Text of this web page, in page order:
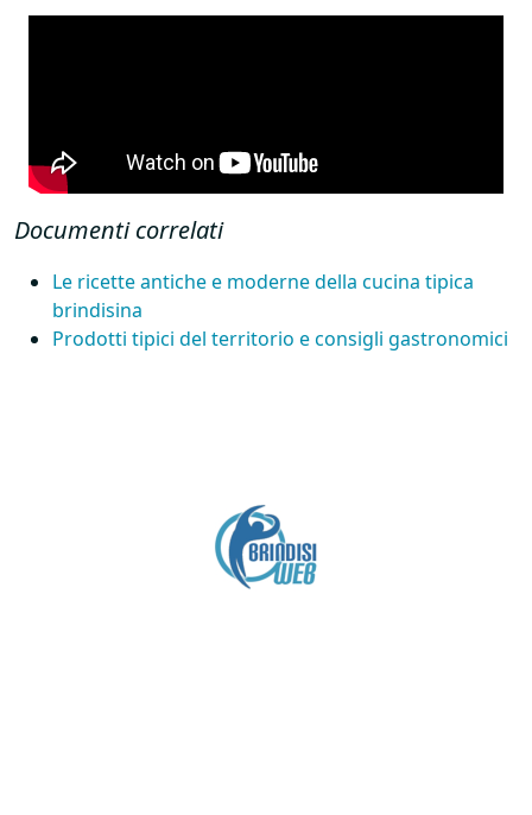
Documenti correlati
Le ricette antiche e moderne della cucina tipica
brindisina
Prodotti tipici del territorio e consigli gastronomici